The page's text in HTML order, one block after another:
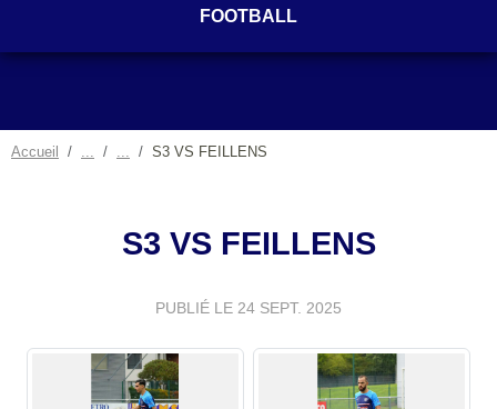
FOOTBALL
Accueil S3 VS FEILLENS
S3 VS FEILLENS
PUBLIÉ LE 24 SEPT. 2025